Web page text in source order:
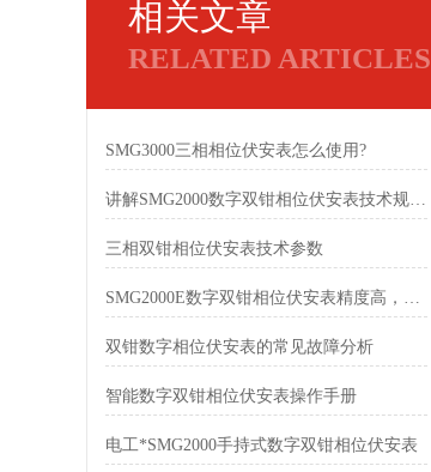
相关文章
RELATED ARTICLES
SMG3000三相相位伏安表怎么使用?
讲解SMG2000数字双钳相位伏安表技术规格参数
三相双钳相位伏安表技术参数
SMG2000E数字双钳相位伏安表精度高，测量快
双钳数字相位伏安表的常见故障分析
智能数字双钳相位伏安表操作手册
电工*SMG2000手持式数字双钳相位伏安表